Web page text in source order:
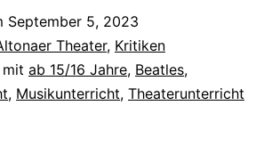
Beatles
in
Hamburg
September 5, 2023
Theater, Kritiken
ab 15/16 Jahre, Beatles,
, Musikunterricht, Theaterunterricht